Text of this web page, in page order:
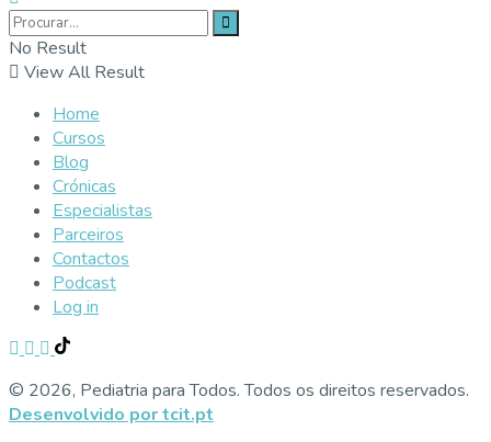
No Result
View All Result
Home
Cursos
Blog
Crónicas
Especialistas
Parceiros
Contactos
Podcast
Log in
© 2026, Pediatria para Todos. Todos os direitos reservados.
Desenvolvido por tcit.pt